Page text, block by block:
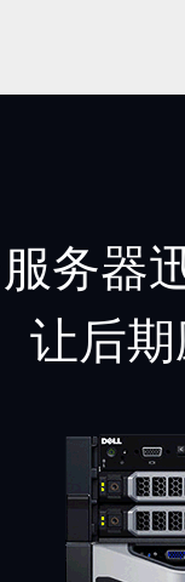
务器
让后